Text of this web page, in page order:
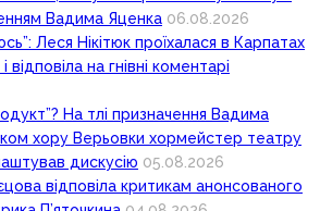
Вадима Яценка 06.08.2026
Леся Нікітюк проїхалася в Карпатах
відповіла на гнівні коментарі
На тлі призначення Вадима
хору Верьовки хормейстер театру
дискусію 05.08.2026
відповіла критикам анонсованого